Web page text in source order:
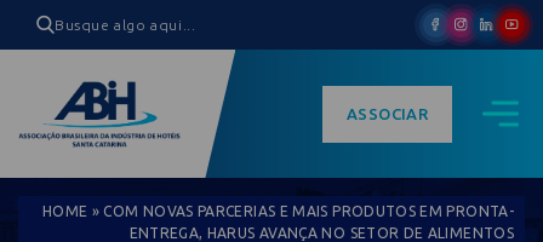
ASSOCIAR
HOME » COM NOVAS PARCERIAS E MAIS PRODUTOS EM PRONTA-
ENTREGA, HARUS AVANÇA NO SETOR DE ALIMENTOS